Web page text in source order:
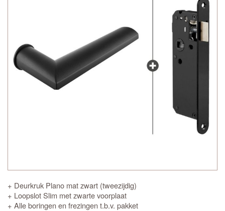
+ Deurkruk Plano mat zwart (tweezijdig)
+ Loopslot Slim met zwarte voorplaat
+ Alle boringen en frezingen t.b.v. pakket